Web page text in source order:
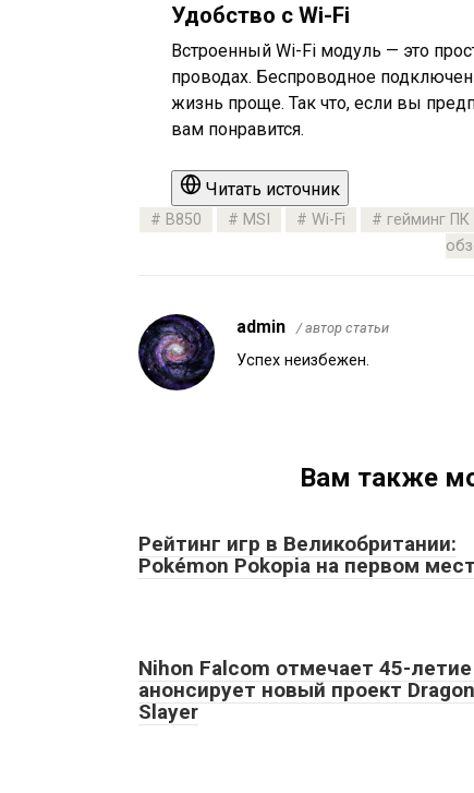
Удобство с Wi-Fi
Встроенный Wi-Fi модуль — это
проводах. Беспроводное
жизнь проще. Так что, если вы
вам понравится.
Читать источник
B850 MSI Wi-Fi гейминг ПК
admin / автор статьи
Успех неизбежен.
Вам также
Рейтинг игр в Великобритании:
Pokémon Pokopia на первом
Nihon Falcom отмечает 45-
анонсирует новый проект Dragon
Slayer